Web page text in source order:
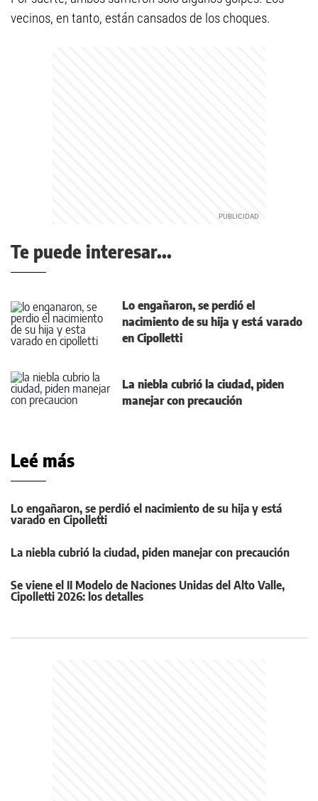
vecinos, en tanto, están cansados de los choques.
Te puede interesar...
Lo engañaron, se perdió el
nacimiento de su hija y está varado
en Cipolletti
La niebla cubrió la ciudad, piden
manejar con precaución
Leé más
Lo engañaron, se perdió el nacimiento de su hija y está
varado en Cipolletti
La niebla cubrió la ciudad, piden manejar con precaución
Se viene el II Modelo de Naciones Unidas del Alto Valle,
Cipolletti 2026: los detalles